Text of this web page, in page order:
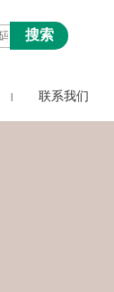
联系我们